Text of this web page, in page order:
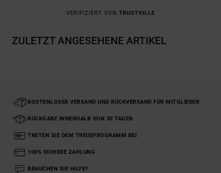
VERIFIZIERT VON TRUSTVILLE
ZULETZT ANGESEHENE ARTIKEL
KOSTENLOSER VERSAND UND RÜCKVERSAND FÜR MITGLIEDER
RÜCKGABE INNERHALB VON 30 TAGEN
TRETEN SIE DEM TREUEPROGRAMM BEI
100% SICHERE ZAHLUNG
BRAUCHEN SIE HILFE?